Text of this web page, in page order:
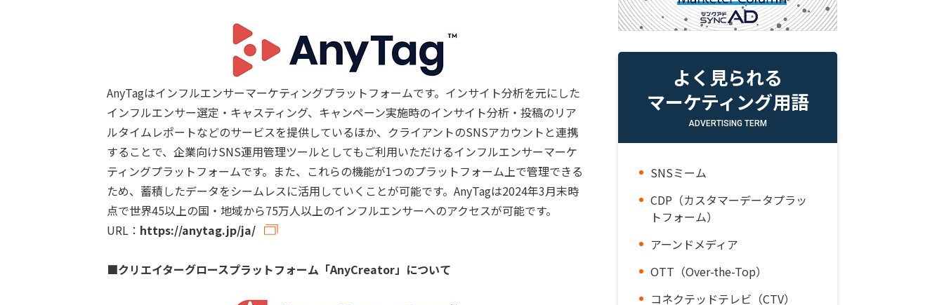
AnyTagはインフルエンサーマーケティングプラットフォームです。インサイト分析を元にした
インフルエンサー選定・キャスティング、キャンペーン実施時のインサイト分析・投稿のリア
ルタイムレポートなどのサービスを提供しているほか、クライアントのSNSアカウントと連携
することで、企業向けSNS運用管理ツールとしてもご利用いただけるインフルエンサーマーケ
ティングプラットフォームです。また、これらの機能が1つのプラットフォーム上で管理できる
ため、蓄積したデータをシームレスに活用していくことが可能です。AnyTagは2024年3月末時
点で世界45以上の国・地域から75万人以上のインフルエンサーへのアクセスが可能です。
URL： https://anytag.jp/ja/
■クリエイターグロースプラットフォーム「AnyCreator」について
よく見られる
マーケティング用語
ADVERTISING TERM
SNSミーム
CDP（カスタマーデータプラッ
トフォーム）
アーンドメディア
OTT（Over-the-Top）
コネクテッドテレビ（CTV）